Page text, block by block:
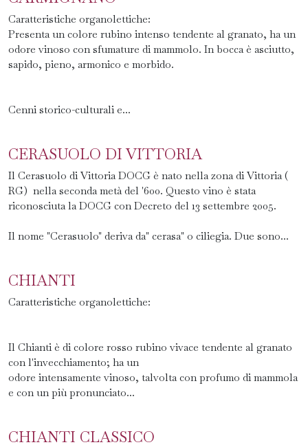
Caratteristiche organolettiche:
Presenta un colore rubino intenso tendente al granato, ha un
odore vinoso con sfumature di mammolo. In bocca è asciutto,
sapido, pieno, armonico e morbido.
Cenni storico-culturali e...
CERASUOLO DI VITTORIA
Il Cerasuolo di Vittoria DOCG è nato nella zona di Vittoria (
RG) nella seconda metà del '600. Questo vino è stata
riconosciuta la DOCG con Decreto del 13 settembre 2005.
Il nome "Cerasuolo" deriva da" cerasa" o ciliegia. Due sono...
CHIANTI
Caratteristiche organolettiche:
Il Chianti è di colore rosso rubino vivace tendente al granato
con l'invecchiamento; ha un
odore intensamente vinoso, talvolta con profumo di mammola
e con un più pronunciato...
CHIANTI CLASSICO